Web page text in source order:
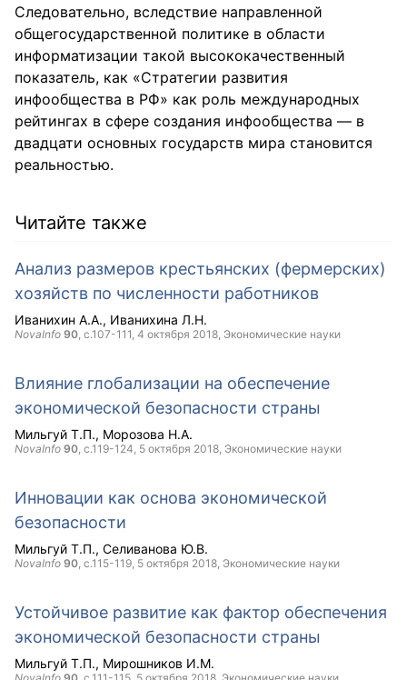
Следовательно, вследствие направленной
общегосударственной политике в области
информатизации такой высококачественный
показатель, как «Стратегии развития
инфообщества в РФ» как роль международных
рейтингах в сфере создания инфообщества — в
двадцати основных государств мира становится
реальностью.
Читайте также
Анализ размеров крестьянских (фермерских)
хозяйств по численности работников
Иванихин А.А. Иванихина Л.Н.
NovaInfo 90, с.107-111, 4 октября 2018, Экономические науки
Влияние глобализации на обеспечение
экономической безопасности страны
Мильгуй Т.П. Морозова Н.А.
NovaInfo 90, с.119-124, 5 октября 2018, Экономические науки
Инновации как основа экономической
безопасности
Мильгуй Т.П. Селиванова Ю.В.
NovaInfo 90, с.115-119, 5 октября 2018, Экономические науки
Устойчивое развитие как фактор обеспечения
экономической безопасности страны
Мильгуй Т.П. Мирошников И.М.